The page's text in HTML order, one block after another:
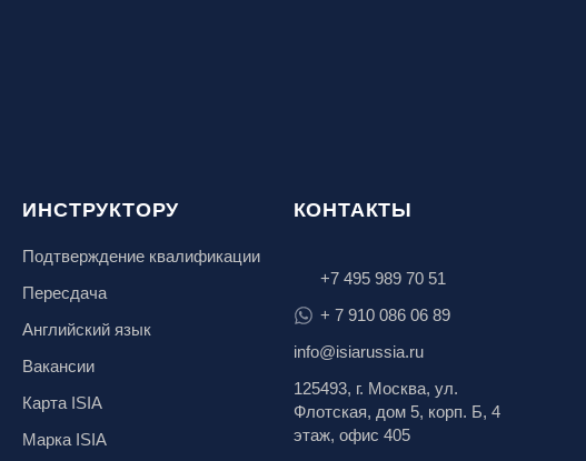
ИНСТРУКТОРУ
Подтверждение квалификации
Пересдача
Английский язык
Вакансии
Карта ISIA
Марка ISIA
КОНТАКТЫ
+7 495 989 70 51
+ 7 910 086 06 89
info@isiarussia.ru
125493, г. Москва, ул.
Флотская, дом 5, корп. Б, 4
этаж, офис 405